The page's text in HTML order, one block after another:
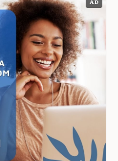
AD